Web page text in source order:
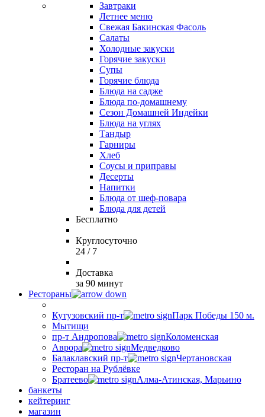
Завтраки
Летнее меню
Свежая Бакинская Фасоль
Салаты
Холодные закуски
Горячие закуски
Супы
Горячие блюда
Блюда на садже
Блюда по-домашнему
Сезон Домашней Индейки
Блюда на углях
Тандыр
Гарниры
Хлеб
Соусы и приправы
Десерты
Напитки
Блюда от шеф-повара
Блюда для детей
Бесплатно
Круглосуточно
24 / 7
Доставка
за 90 минут
Рестораны
Кутузовский пр-т
Парк Победы 150 м.
Мытищи
пр-т Андропова
Коломенская
Аврора
Медведково
Балаклавский пр-т
Чертановская
Ресторан на Рублёвке
Братеево
Алма-Атинская, Марьино
банкеты
кейтеринг
магазин